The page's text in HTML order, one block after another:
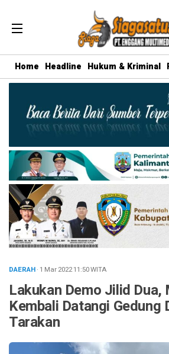
Home Headline Hukum & Kriminal
DAERAH· 1 Mar 202211:50WITA
Lakukan Demo Jilid Dua,
Kembali Datangi Gedung
Tarakan